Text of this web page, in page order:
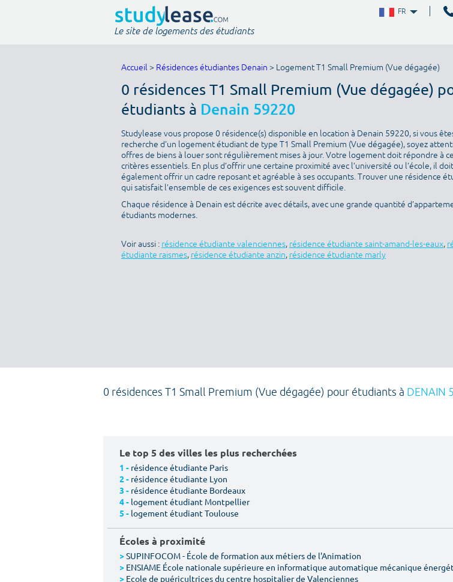
FR
Le site de logements des étudiants
Accueil > Résidences étudiantes Denain > Logement T1 Small Premium (Vue dégagée)
0 résidences T1 Small Premium (Vue dégagée)
étudiants à Denain 59220
Studylease vous propose 0 résidence(s) disponible en location à Denain 59220, si vous
recherche d’un logement étudiant de type T1 Small Premium (Vue dégagée), soyez
offres de biens à louer sont régulièrement mises à jour. Votre logement doit répondre à
critères essentiels. En plus d’offrir une certaine proximité avec l’université ou l’école, il doit
également offrir un cadre reposant et agréable à ses occupants. Trouver une résidence
qui satisfait l’ensemble de ces exigences est souvent difficile.
Chaque résidence à Denain est décrite avec détails, avec une grande quantité
étudiants modernes.
Voir aussi : résidence étudiante valenciennes, résidence étudiante saint-amand-les-eaux,
étudiante raismes, résidence étudiante anzin, résidence étudiante marly
0 résidences T1 Small Premium (Vue dégagée) pour étudiants à DENAIN
Le top 5 des villes les plus recherchées
1 - résidence étudiante Paris
2 - résidence étudiante Lyon
3 - résidence étudiante Bordeaux
4 - logement étudiant Montpellier
5 - logement étudiant Toulouse
Écoles à proximité
>SUPINFOCOM - École de formation aux métiers de l'Animation
> ENSIAME École nationale supérieure en informatique automatique mécanique
> Ecole de puéricultrices du centre hospitalier de Valenciennes